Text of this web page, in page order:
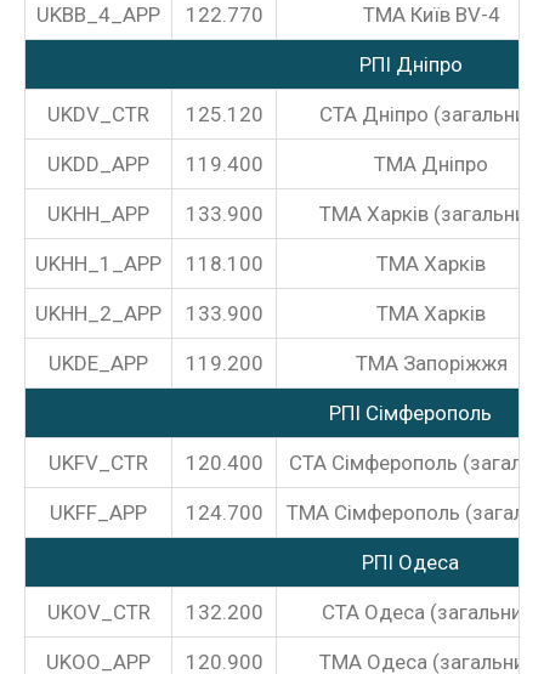
UKBB_4_APP 122.770 TMA Київ BV-4
РПІ Дніпро
UKDV_CTR 125.120 CTA Дніпро (загальний)
UKDD_APP 119.400 TMA Дніпро
UKHH_APP 133.900 ТМА Харків (загальний)
UKHH_1_APP 118.100 ТМА Харків
UKHH_2_APP 133.900 ТМА Харків
UKDE_APP 119.200 ТМА Запоріжжя
РПІ Сімферополь
UKFV_CTR 120.400 CTA Сімферополь
UKFF_APP 124.700 ТМА Сімферополь
РПІ Одеса
UKOV_CTR 132.200 CTA Одеса (загальний)
UKOO_APP 120.900 ТМА Одеса (загальний)